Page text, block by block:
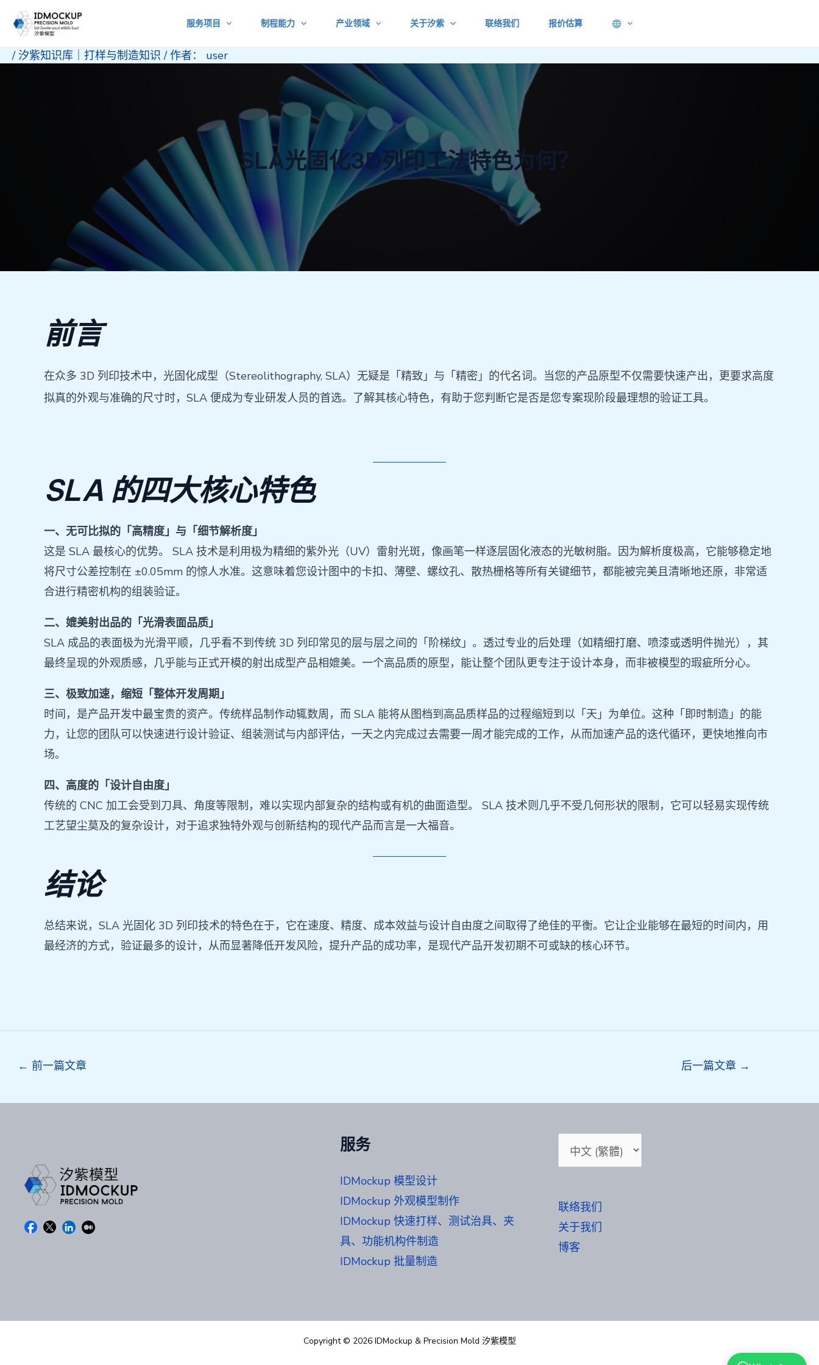
内
服务项目 制程能力 产业领域 关于汐紫 联络我们 报价估算
/汐紫知识库｜打样与制造知识 / 作者： user
SLA光固化3D列印工法特色为何？
前言
在众多 3D 列印技术中，光固化成型（Stereolithography, SLA）无疑是「精致」与「精密」的代名词。当您的产品原型不仅需要快速产出，更要求高度
拟真的外观与准确的尺寸时，SLA 便成为专业研发人员的首选。了解其核心特色，有助于您判断它是否是您专案现阶段最理想的验证工具。
SLA 的四大核心特色
一、无可比拟的「高精度」与「细节解析度」
这是 SLA 最核心的优势。 SLA 技术是利用极为精细的紫外光（UV）雷射光斑，像画笔一样逐层固化液态的光敏树脂。因为解析度极高，它能够稳定地
将尺寸公差控制在 ±0.05mm 的惊人水准。这意味着您设计图中的卡扣、薄壁、螺纹孔、散热栅格等所有关键细节，都能被完美且清晰地还原，非常适
合进行精密机构的组装验证。
二、媲美射出品的「光滑表面品质」
SLA 成品的表面极为光滑平顺，几乎看不到传统 3D 列印常见的层与层之间的「阶梯纹」。透过专业的后处理（如精细打磨、喷漆或透明件抛光），其
最终呈现的外观质感，几乎能与正式开模的射出成型产品相媲美。一个高品质的原型，能让整个团队更专注于设计本身，而非被模型的瑕疵所分心。
三、极致加速，缩短「整体开发周期」
时间，是产品开发中最宝贵的资产。传统样品制作动辄数周，而 SLA 能将从图档到高品质样品的过程缩短到以「天」为单位。这种「即时制造」的能
力，让您的团队可以快速进行设计验证、组装测试与内部评估，一天之内完成过去需要一周才能完成的工作，从而加速产品的迭代循环，更快地推向市
场。
四、高度的「设计自由度」
传统的 CNC 加工会受到刀具、角度等限制，难以实现内部复杂的结构或有机的曲面造型。 SLA 技术则几乎不受几何形状的限制，它可以轻易实现传统
工艺望尘莫及的复杂设计，对于追求独特外观与创新结构的现代产品而言是一大福音。
结论
总结来说，SLA 光固化 3D 列印技术的特色在于，它在速度、精度、成本效益与设计自由度之间取得了绝佳的平衡。它让企业能够在最短的时间内，用
最经济的方式，验证最多的设计，从而显著降低开发风险，提升产品的成功率，是现代产品开发初期不可或缺的核心环节。
← 前一篇文章 后一篇文章 →
服务
IDMockup 模型设计
IDMockup 外观模型制作
IDMockup 快速打样、测试治具、夹
具、功能机构件制造
IDMockup 批量制造
言
联络我们
关于我们
博客
Copyright © 2026 IDMockup & Precision Mold 汐紫模型